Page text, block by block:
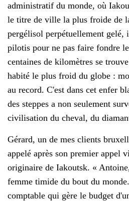
administratif du monde, où
le titre de ville la plus froide de
pergélisol perpétuellement gelé,
pilotis pour ne pas faire fondre
centaines de kilomètres se
habité le plus froid du globe :
au record. C'est dans cet enfer
des steppes a non seulement
civilisation du cheval, du
Gérard, un de mes clients
appelé après son premier appel
originaire de Iakoutsk. «
femme timide du bout du
comptable qui gère le budget